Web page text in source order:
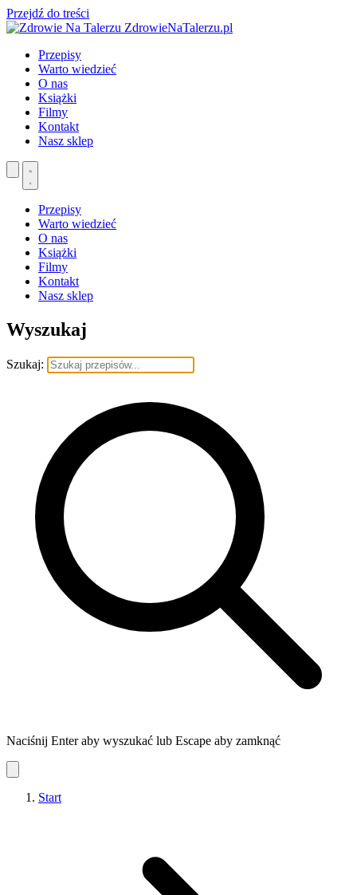
Przejdź do treści
ZdrowieNaTalerzu.pl
Przepisy
Warto wiedzieć
O nas
Książki
Filmy
Kontakt
Nasz sklep
Przepisy
Warto wiedzieć
O nas
Książki
Filmy
Kontakt
Nasz sklep
Wyszukaj
Szukaj:
Naciśnij Enter aby wyszukać lub Escape aby zamknąć
Start